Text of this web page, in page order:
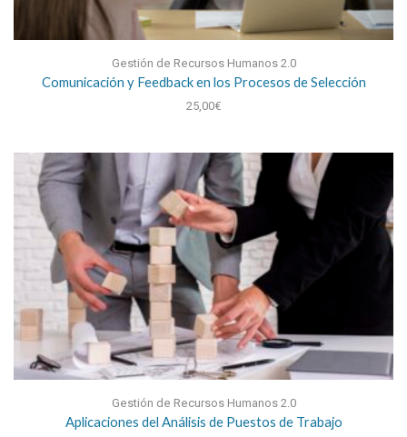
Gestión de Recursos Humanos 2.0
Comunicación y Feedback en los Procesos de Selección
25,00€
Gestión de Recursos Humanos 2.0
Aplicaciones del Análisis de Puestos de Trabajo